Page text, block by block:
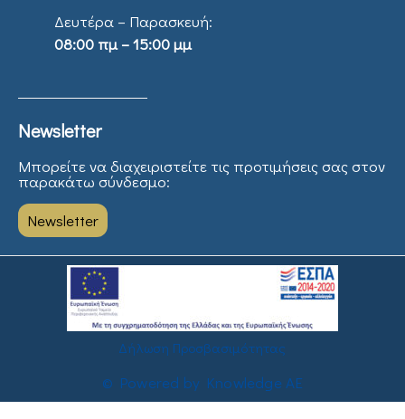
Δευτέρα – Παρασκευή:
08:00 πμ – 15:00 μμ
Newsletter
Μπορείτε να διαχειριστείτε τις προτιμήσεις σας στον
παρακάτω σύνδεσμο:
Newsletter
Δήλωση Προσβασιμότητας
© Powered by Knowledge AE